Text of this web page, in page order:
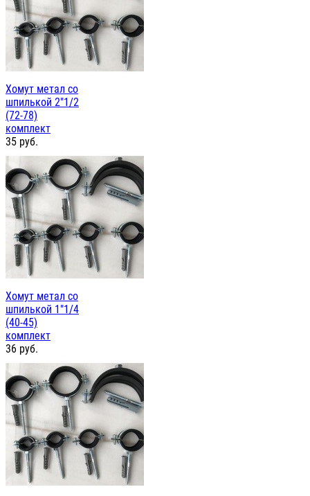
Хомут метал со
шпилькой 2"1/2
(72-78)
комплект
35 руб.
Хомут метал со
шпилькой 1"1/4
(40-45)
комплект
36 руб.